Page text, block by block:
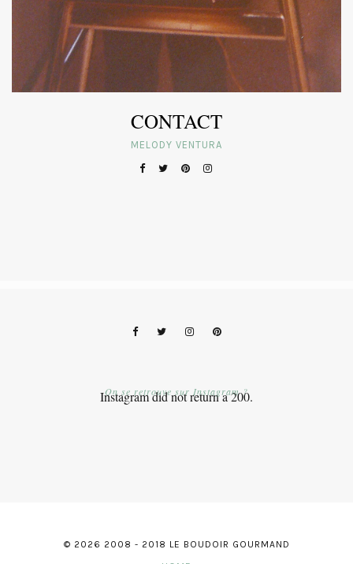
CONTACT
MELODY VENTURA
Instagram did not return a 200.
On se retrouve sur Instagram ?
© 2026 2008 - 2018 LE BOUDOIR GOURMAND